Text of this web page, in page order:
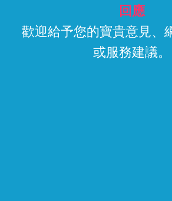
回應
歡迎給予您的寶貴意見、
或服務建議。